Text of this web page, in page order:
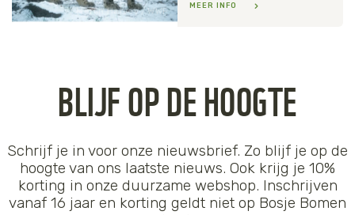
Martin Harvey / WWF
MEER INFO
BLIJF OP DE HOOGTE
Schrijf je in voor onze nieuwsbrief. Zo blijf je op de
hoogte van ons laatste nieuws. Ook krijg je 10%
korting in onze duurzame webshop. Inschrijven
vanaf 16 jaar en korting geldt niet op Bosje Bomen